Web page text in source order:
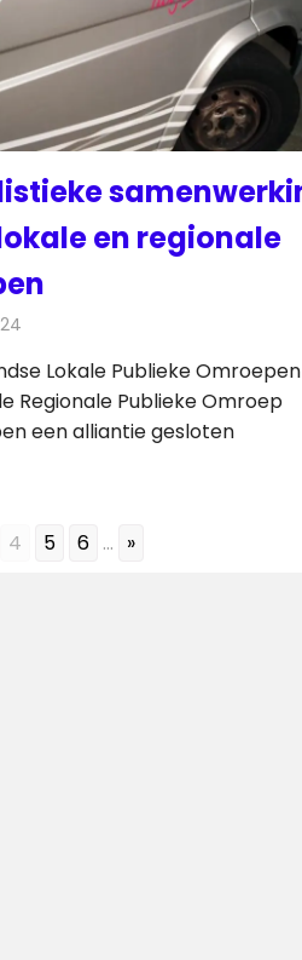
en regionale
Lokale Publieke Omroepen
Regionale Publieke Omroep
een alliantie gesloten
4 5 6 ... »